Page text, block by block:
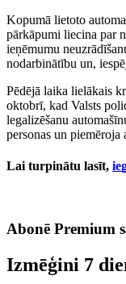
Kopumā lietoto
pārkāpumi liecina par
ieņēmumu
nodarbinātību un,
Pēdējā laika lielākais
oktobrī, kad Valsts
legalizēšanu
personas un piemēroja
Lai turpinātu lasīt,
Abonē Premium
Izmēģini 7